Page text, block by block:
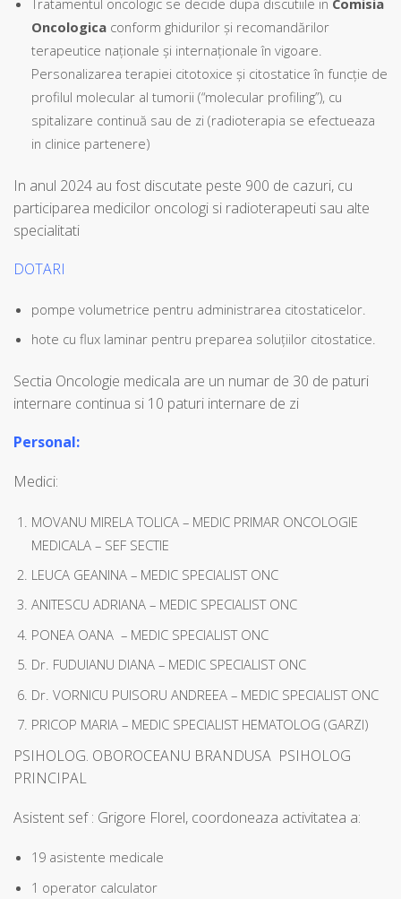
Tratamentul oncologic se decide dupa discutiile in Comisia
Oncologica conform ghidurilor și recomandărilor
terapeutice naționale și internaționale în vigoare.
Personalizarea terapiei citotoxice și citostatice în funcție de
profilul molecular al tumorii (“molecular profiling”), cu
spitalizare continuă sau de zi (radioterapia se efectueaza
in clinice partenere)
In anul 2024 au fost discutate peste 900 de cazuri, cu
participarea medicilor oncologi si radioterapeuti sau alte
specialitati
DOTARI
pompe volumetrice pentru administrarea citostaticelor.
hote cu flux laminar pentru preparea soluțiilor citostatice.
Sectia Oncologie medicala are un numar de 30 de paturi
internare continua si 10 paturi internare de zi
Personal:
Medici:
MOVANU MIRELA TOLICA – MEDIC PRIMAR ONCOLOGIE
MEDICALA – SEF SECTIE
LEUCA GEANINA – MEDIC SPECIALIST ONC
ANITESCU ADRIANA – MEDIC SPECIALIST ONC
PONEA OANA – MEDIC SPECIALIST ONC
Dr. FUDUIANU DIANA – MEDIC SPECIALIST ONC
Dr. VORNICU PUISORU ANDREEA – MEDIC SPECIALIST ONC
PRICOP MARIA – MEDIC SPECIALIST HEMATOLOG (GARZI)
PSIHOLOG. OBOROCEANU BRANDUSA PSIHOLOG
PRINCIPAL
Asistent sef : Grigore Florel, coordoneaza activitatea a:
19 asistente medicale
1 operator calculator